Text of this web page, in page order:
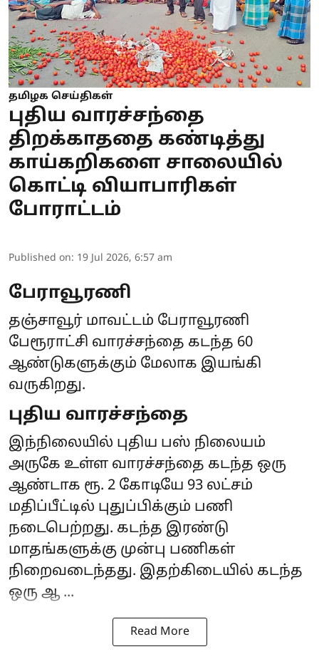
தமிழக செய்திகள்
புதிய வாரச்சந்தை
திறக்காததை கண்டித்து
காய்கறிகளை சாலையில்
கொட்டி வியாபாரிகள்
போராட்டம்
Published on: 19 Jul 2026, 6:57 am
பேராவூரணி
தஞ்சாவூர் மாவட்டம் பேராவூரணி
பேரூராட்சி வாரச்சந்தை கடந்த 60
ஆண்டுகளுக்கும் மேலாக இயங்கி
வருகிறது.
புதிய வாரச்சந்தை
இந்நிலையில் புதிய பஸ் நிலையம்
அருகே உள்ள வாரச்சந்தை கடந்த ஒரு
ஆண்டாக ரூ. 2 கோடியே 93 லட்சம்
மதிப்பீட்டில் புதுப்பிக்கும் பணி
நடைபெற்றது. கடந்த இரண்டு
மாதங்களுக்கு முன்பு பணிகள்
நிறைவடைந்தது. இதற்கிடையில் கடந்த
ஒரு ஆ ...
Read More